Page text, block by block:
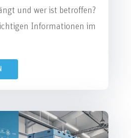
und wer ist betroffen?
Informationen im